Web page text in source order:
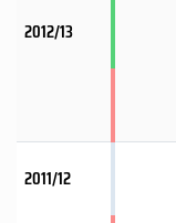
2012/13
2011/12